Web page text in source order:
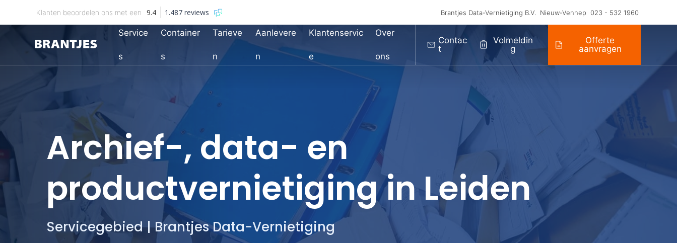
Klanten beoordelen ons met een 9.4 1.487 reviews Brantjes Data-Vernietiging B.V. Nieuw-Vennep 023 - 532 1960
Service
s
Container
s
Tarieve
n
Aanlevere
n
Klantenservic
e
Over
ons
Contac
t
Volmeldin
G
Offerte
aanvragen
Archief-, data- en
productvernietiging in Leiden
Servicegebied | Brantjes Data-Vernietiging